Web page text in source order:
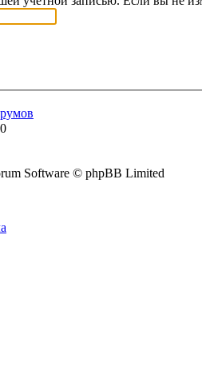
Software © phpBB Limited